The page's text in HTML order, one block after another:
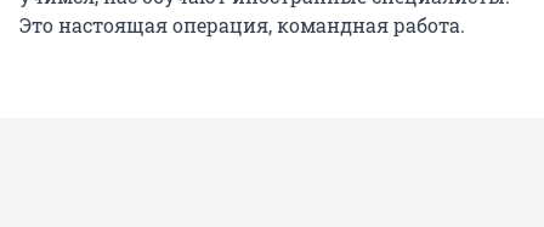
Это настоящая операция, командная работа.